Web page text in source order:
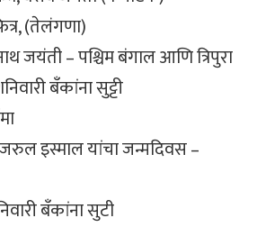
(तेलंगणा)
जयंती – पश्चिम बंगाल आणि त्रिपुरा
बँकांना सुट्टी
इस्माल यांचा जन्मदिवस –
बँकांना सुटी